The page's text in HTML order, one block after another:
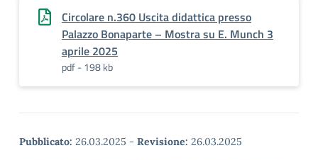
Circolare n.360 Uscita didattica presso
Palazzo Bonaparte – Mostra su E. Munch 3
aprile 2025
pdf - 198 kb
Pubblicato: 26.03.2025 - Revisione: 26.03.2025